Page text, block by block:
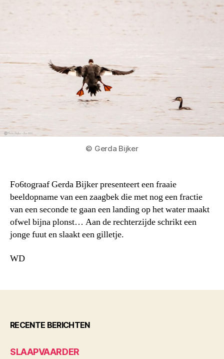
© Gerda Bijker
Fo6tograaf Gerda Bijker presenteert een fraaie
beeldopname van een zaagbek die met nog een fractie
van een seconde te gaan een landing op het water maakt
ofwel bijna plonst… Aan de rechterzijde schrikt een
jonge fuut en slaakt een gilletje.
WD
RECENTE BERICHTEN
SLAAPVAARDER